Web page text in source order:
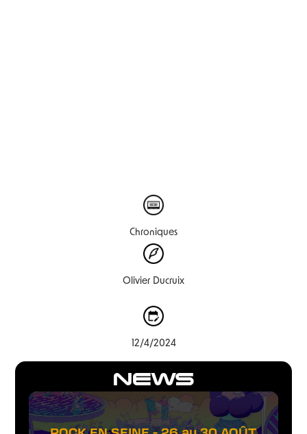
NEWS
Chroniques
Olivier Ducruix
12/4/2024